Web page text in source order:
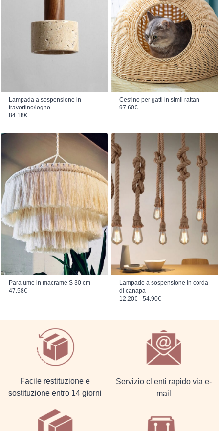
Lampada a sospensione in
travertino/legno
84.18€
Cestino per gatti in simil rattan
97.60€
Paralume in macramè S 30 cm
47.58€
Lampade a sospensione in corda
di canapa
12.20€ - 54.90€Fascia di prezzo: da 12.20€ a 54.90€
Facile restituzione e
sostituzione entro 14 giorni
Servizio clienti rapido via e-
mail